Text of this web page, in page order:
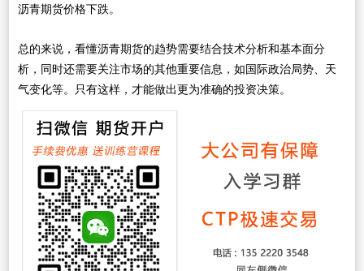
沥青期货价格下跌。
总的来说，看懂沥青期货的趋势需要结合技术分析和基本面分
析，同时还需要关注市场的其他重要信息，如国际政治局势、天
气变化等。只有这样，才能做出更为准确的投资决策。